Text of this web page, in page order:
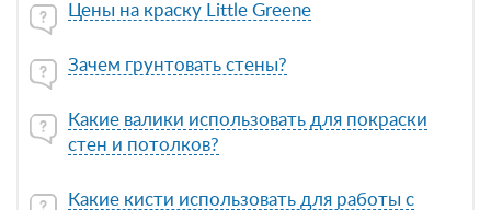
Цены на краску Little Greene
Зачем грунтовать стены?
Какие валики использовать для покраски
стен и потолков?
Какие кисти использовать для работы с